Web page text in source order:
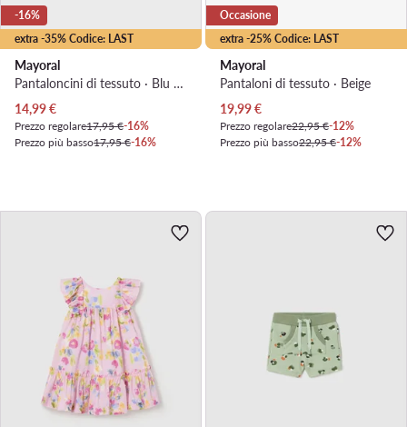
extra -35% Codice: LAST
-16%
Mayoral
Pantaloncini di tessuto · Blu scuro
Prezzo attuale
14,99€
Prezzo regolare17,95 €-16%
Prezzo più basso17,95 €-16%
extra -25% Codice: LAST
Occasione
Mayoral
Pantaloni di tessuto · Beige
Prezzo attuale
19,99€
Prezzo regolare22,95 €-12%
Prezzo più basso22,95 €-12%